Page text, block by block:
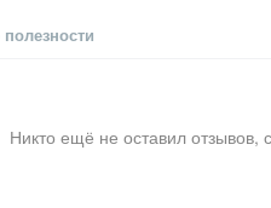
Никто ещё не оставил отзывов,